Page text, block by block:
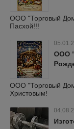
ООО "Торговый Дом
Пасхой!!!
ООО
ООО "Торговый
Христовым!